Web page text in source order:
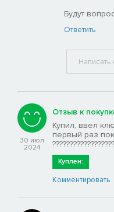
Будут
Ответить
30 июл
2024
Отзыв к
Купил, ввел
первый раз
Куплен:
Комментировать